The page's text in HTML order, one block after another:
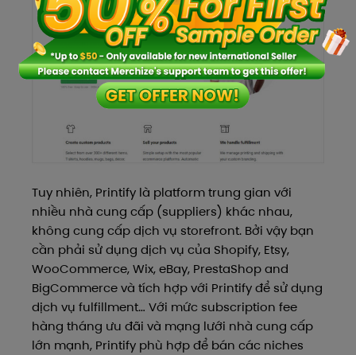
Tuy nhiên, Printify là platform trung gian với
nhiều nhà cung cấp (suppliers) khác nhau,
không cung cấp dịch vụ storefront. Bởi vậy bạn
cần phải sử dụng dịch vụ của Shopify, Etsy,
WooCommerce, Wix, eBay, PrestaShop and
BigCommerce và tích hợp với Printify để sử dụng
dịch vụ fulfillment… Với mức subscription fee
hàng tháng ưu đãi và mạng lưới nhà cung cấp
lớn mạnh, Printify phù hợp để bán các niches